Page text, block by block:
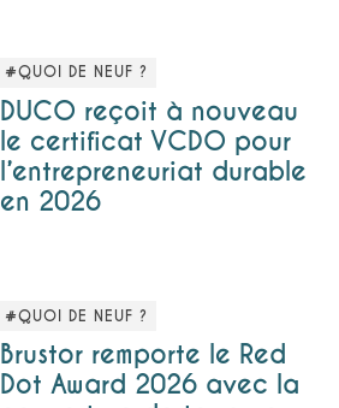
#QUOI DE NEUF ?
DUCO reçoit à nouveau
le certificat VCDO pour
l’entrepreneuriat durable
en 2026
#QUOI DE NEUF ?
Brustor remporte le Red
Dot Award 2026 avec la